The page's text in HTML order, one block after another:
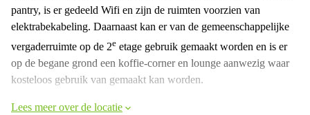
pantry, is er gedeeld Wifi en zijn de ruimten voorzien van
elektrabekabeling. Daarnaast kan er van de gemeenschappelijke
vergaderruimte op de 2e etage gebruik gemaakt worden en is er
op de begane grond een koffie-corner en lounge aanwezig waar
kosteloos gebruik van gemaakt kan worden.
Lees meer over de locatie